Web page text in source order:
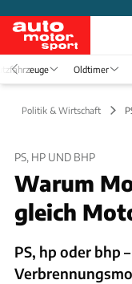
Oldtimer
Politik & Wirtschaft
PS, HP UND BHP
Warum
gleich
PS, hp oder bhp